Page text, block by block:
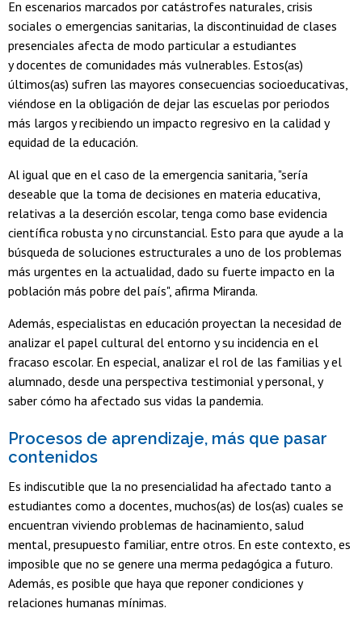
En escenarios marcados por catástrofes naturales, crisis
sociales o emergencias sanitarias, la discontinuidad de clases
presenciales afecta de modo particular a estudiantes
y docentes de comunidades más vulnerables. Estos(as)
últimos(as) sufren las mayores consecuencias socioeducativas,
viéndose en la obligación de dejar las escuelas por periodos
más largos y recibiendo un impacto regresivo en la calidad y
equidad de la educación.
Al igual que en el caso de la emergencia sanitaria, "sería
deseable que la toma de decisiones en materia educativa,
relativas a la deserción escolar, tenga como base evidencia
científica robusta y no circunstancial. Esto para que ayude a la
búsqueda de soluciones estructurales a uno de los problemas
más urgentes en la actualidad, dado su fuerte impacto en la
población más pobre del país", afirma Miranda.
Además, especialistas en educación proyectan la necesidad de
analizar el papel cultural del entorno y su incidencia en el
fracaso escolar. En especial, analizar el rol de las familias y el
alumnado, desde una perspectiva testimonial y personal, y
saber cómo ha afectado sus vidas la pandemia.
Procesos de aprendizaje, más que pasar
contenidos
Es indiscutible que la no presencialidad ha afectado tanto a
estudiantes como a docentes, muchos(as) de los(as) cuales se
encuentran viviendo problemas de hacinamiento, salud
mental, presupuesto familiar, entre otros. En este contexto, es
imposible que no se genere una merma pedagógica a futuro.
Además, es posible que haya que reponer condiciones y
relaciones humanas mínimas.